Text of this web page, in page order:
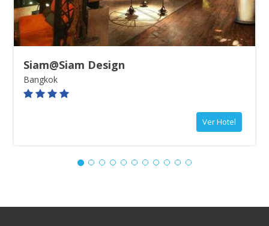
Siam@Siam Design
Bangkok
Ver Hotel